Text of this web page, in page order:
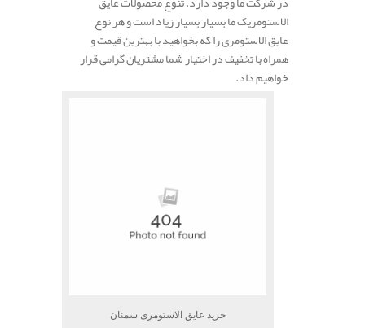
الاستومریک ما بسیار بسیار زیاد است و هر نوع
عایق الاستومری را که بخواهید با بهترین قیمت و
همراه با تخفیف در اختیار شما مشتریان گرامی قرار
خواهیم داد.
خرید عایق الاستومری سمنان